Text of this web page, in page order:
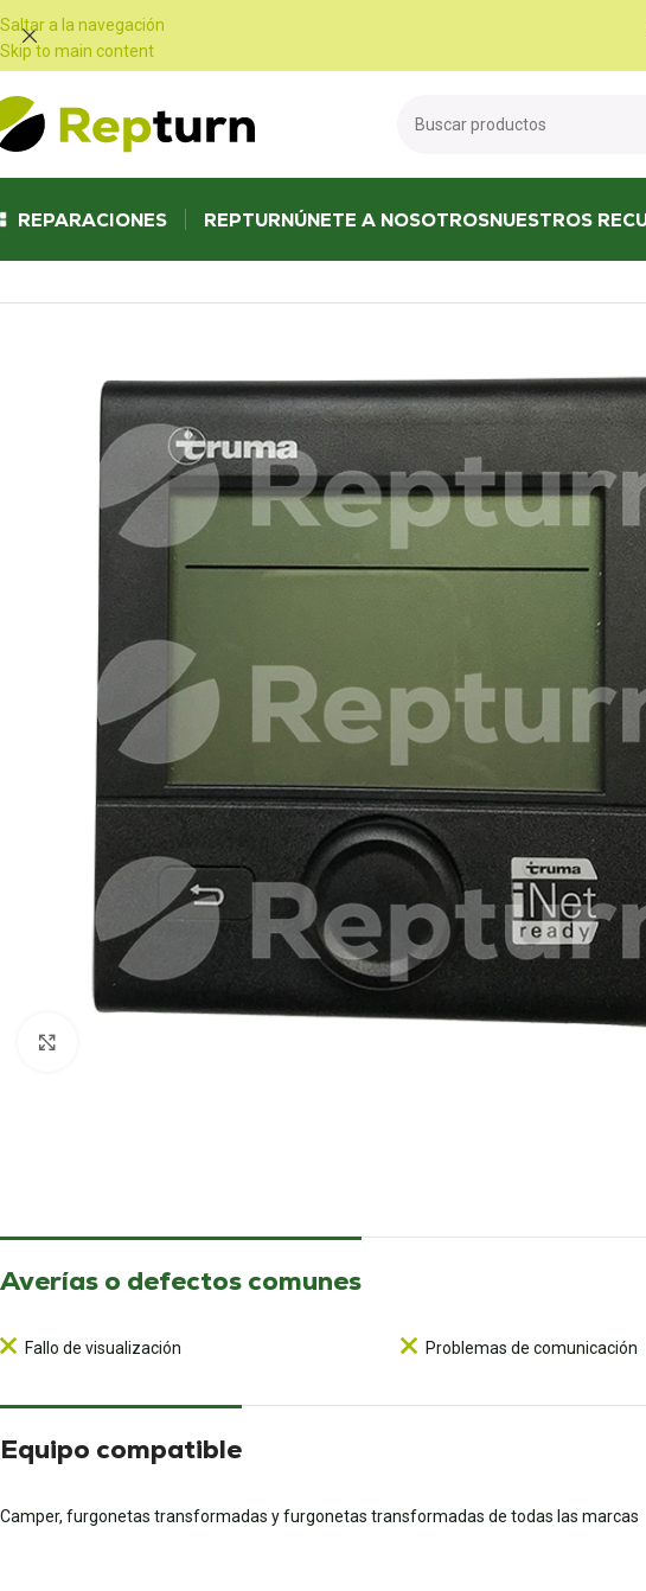
Saltar a la navegación
Skip to main content
REPARACIONES REPTURNÚNETE A NOSOTROSNUESTROS
Averías o defectos comunes
Fallo de visualización Problemas de comunicación
Equipo compatible
Camper, furgonetas transformadas y furgonetas transformadas de todas las marcas